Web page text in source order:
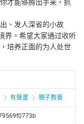
才能够腾出手来，抓
、发人深省的小故
界。希望大家通过收听
培养正面的为人处世
有聲書 親子教養